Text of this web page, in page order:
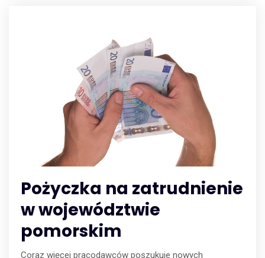
Pożyczka na zatrudnienie
w województwie
pomorskim
Coraz więcej pracodawców poszukuje nowych